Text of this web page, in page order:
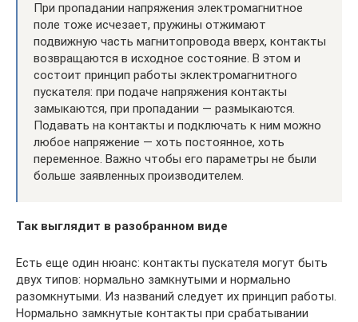
При пропадании напряжения электромагнитное
поле тоже исчезает, пружины отжимают
подвижную часть магнитопровода вверх, контакты
возвращаются в исходное состояние. В этом и
состоит принцип работы эклектромагнитного
пускателя: при подаче напряжения контакты
замыкаются, при пропадании — размыкаются.
Подавать на контакты и подключать к ним можно
любое напряжение — хоть постоянное, хоть
переменное. Важно чтобы его параметры не были
больше заявленных производителем.
Так выглядит в разобранном виде
Есть еще один нюанс: контакты пускателя могут быть
двух типов: нормально замкнутыми и нормально
разомкнутыми. Из названий следует их принцип работы.
Нормально замкнутые контакты при срабатывании